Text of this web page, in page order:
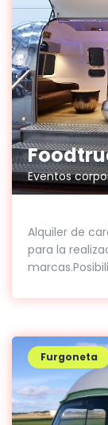
Eventos
Alquiler de
para la
Furgoneta